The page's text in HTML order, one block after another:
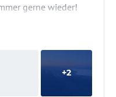
gerne wieder!
+2